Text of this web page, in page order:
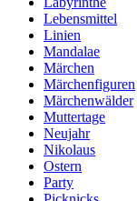
Lebensmittel
Linien
Mandalae
Märchen
Märchenfiguren
Märchenwälder
Muttertage
Neujahr
Nikolaus
Ostern
Party